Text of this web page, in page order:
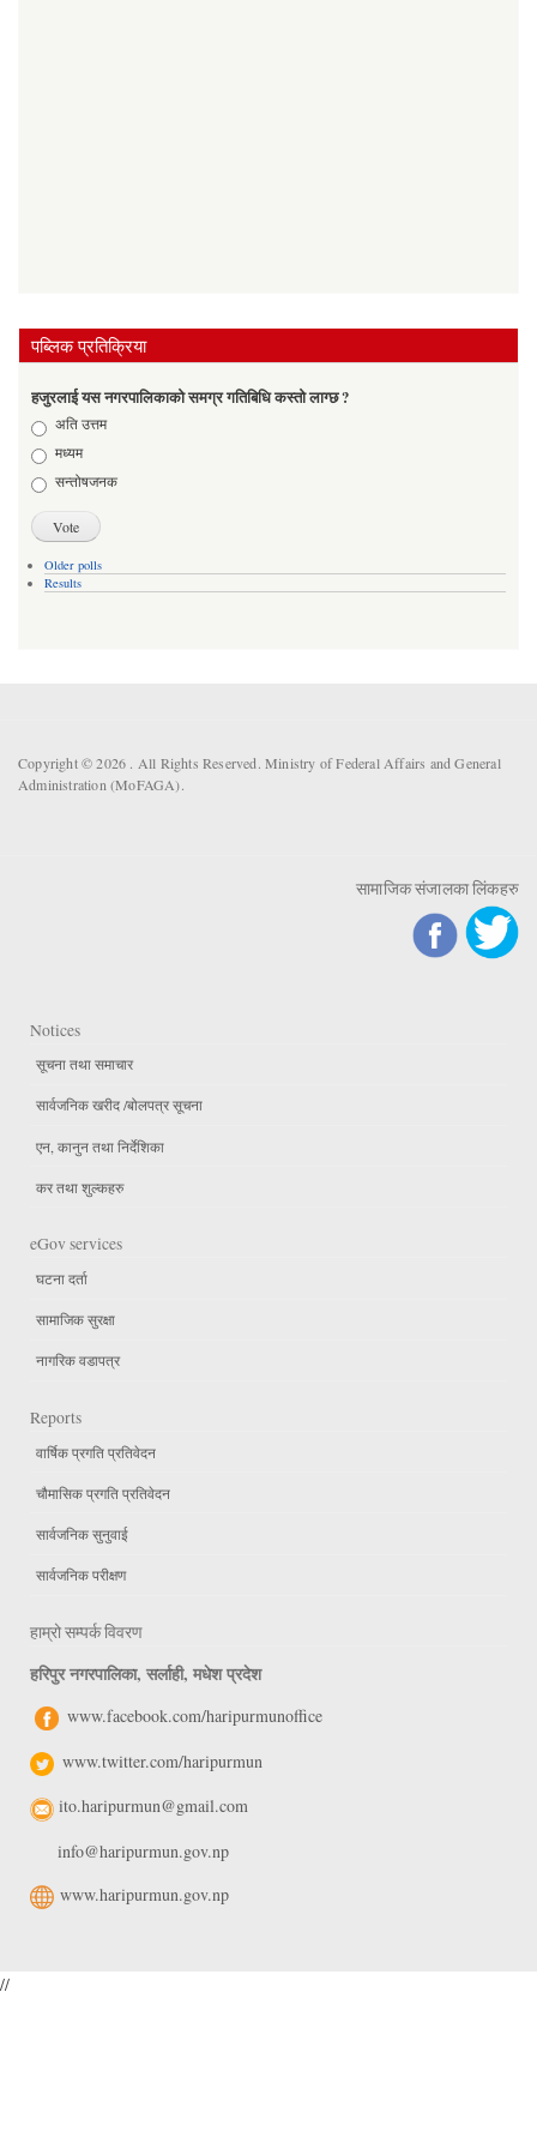
पब्लिक प्रतिक्रिया
हजुरलाई यस नगरपालिकाको समग्र गतिबिधि कस्तो लाग्छ ?
Choicesअति उत्तम
मध्यम
सन्तोषजनक
Older polls
Results
Copyright © 2026 . All Rights Reserved. Ministry of Federal Affairs and General
Administration (MoFAGA).
सामाजिक संजालका लिंकहरु
Notices
सूचना तथा समाचार
सार्वजनिक खरीद /बोलपत्र सूचना
एन, कानुन तथा निर्देशिका
कर तथा शुल्कहरु
eGov services
घटना दर्ता
सामाजिक सुरक्षा
नागरिक वडापत्र
Reports
वार्षिक प्रगति प्रतिवेदन
चौमासिक प्रगति प्रतिवेदन
सार्वजनिक सुनुवाई
सार्वजनिक परीक्षण
हाम्रो सम्पर्क विवरण
हरिपुर नगरपालिका, सर्लाही, मधेश प्रदेश
www.facebook.com/haripurmunoffice
www.twitter.com/haripurmun
ito.haripurmun@gmail.com
info@haripurmun.gov.np
www.haripurmun.gov.np
//